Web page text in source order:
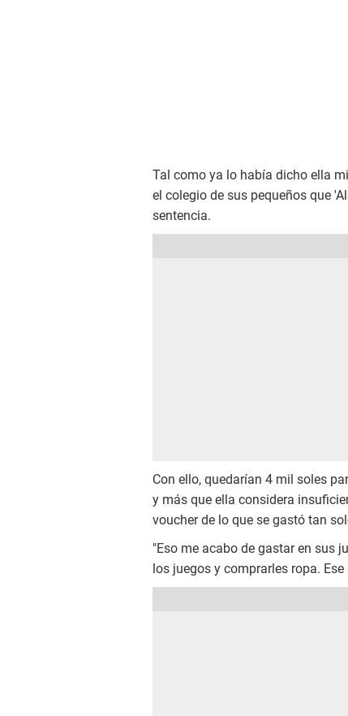
Tal como ya lo había dicho ella
el colegio de sus pequeños que
sentencia.
Con ello, quedarían 4 mil soles
y más que ella considera
voucher de lo que se gastó tan
"Eso me acabo de gastar en sus
los juegos y comprarles ropa.